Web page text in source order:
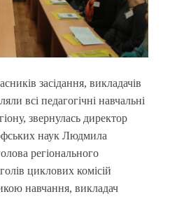
засідання, викладачів
всі педагогічні навчальні
звернулась директор
наук Людмила
регіонального
циклових комісій
навчання, викладач